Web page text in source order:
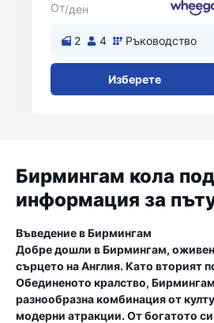
От/ден
2 4 Ръководство
Изберете
Бирмингам кола
информация за
Въведение в Бирмингам
Добре дошли в Бирмингам,
сърцето на Англия. Като вторият
Обединеното кралство,
разнообразна комбинация от
модерни атракции. От богатото